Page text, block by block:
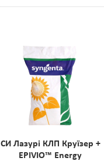
СИ Лазурі КЛП Круїзер +
EPIVIO™ Energy